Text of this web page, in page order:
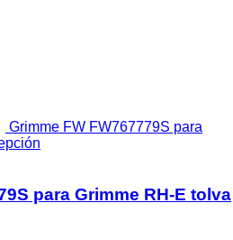
Grimme FW FW767779S para
para Grimme RH-E tolva